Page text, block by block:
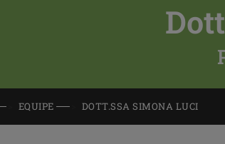
EQUIPE DOTT.SSA SIMONA LUCI